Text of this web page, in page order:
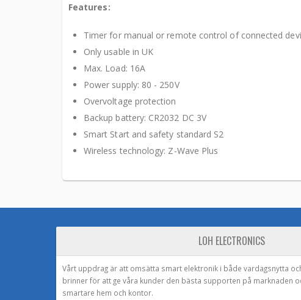
Features:
Timer for manual or remote control of connected
Only usable in UK
Max. Load: 16A
Power supply: 80 - 250V
Overvoltage protection
Backup battery: CR2032 DC 3V
Smart Start and safety standard S2
Wireless technology: Z-Wave Plus
LOH ELECTRONICS
Vårt uppdrag är att omsätta smart elektronik i både vardagsnytta
brinner för att ge våra kunder den bästa supporten på marknaden
smartare hem och kontor.